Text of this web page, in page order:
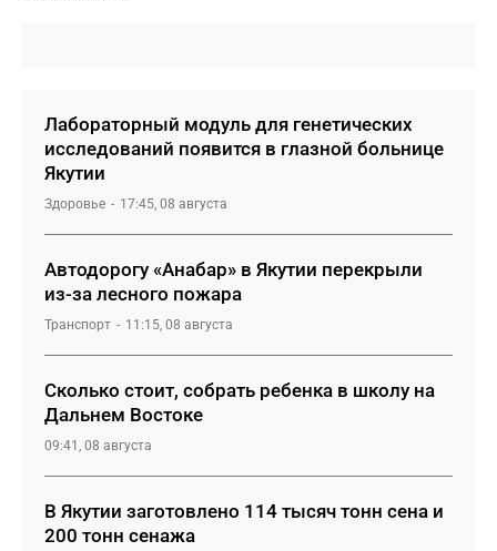
Лабораторный модуль для генетических
исследований появится в глазной больнице
Якутии
Здоровье 17:45, 08 августа
Автодорогу «Анабар» в Якутии перекрыли
из-за лесного пожара
Транспорт 11:15, 08 августа
Сколько стоит, собрать ребенка в школу на
Дальнем Востоке
09:41, 08 августа
В Якутии заготовлено 114 тысяч тонн сена и
200 тонн сенажа